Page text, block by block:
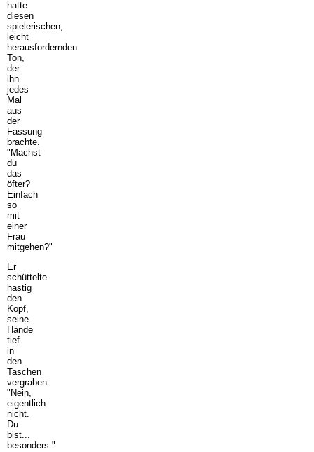
hatte
diesen
spielerischen,
leicht
herausfordernden
Ton,
der
ihn
jedes
Mal
aus
der
Fassung
brachte.
"Machst
du
das
öfter?
Einfach
so
mit
einer
Frau
mitgehen?"
Er
schüttelte
hastig
den
Kopf,
seine
Hände
tief
in
den
Taschen
vergraben.
"Nein,
eigentlich
nicht.
Du
bist...
besonders."